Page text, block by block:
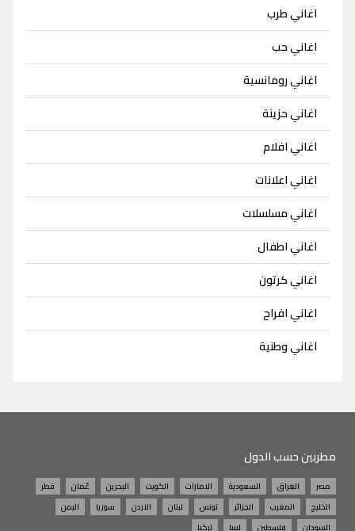
اغاني طرب
اغاني حب
اغاني رومانسية
اغاني حزينة
اغاني افلام
اغاني اعلانات
اغاني مسلسلات
اغاني اطفال
اغاني كرتون
اغاني افراح
اغاني وطنية
مطربين حسب الدول
مصر العراق السعودية الامارات الكويت البحرين عُمان
قطر
الخليج
المغرب الجزائر تونس لبنان الاردن سوريا
اليمن
السودان
فلسطين ليبيا تركيا